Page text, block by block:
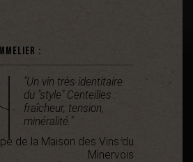
:
"Un vin très identitaire
du "style" Centeilles :
fraîcheur, tension,
minéralité."
de la Maison des Vins du
Minervois